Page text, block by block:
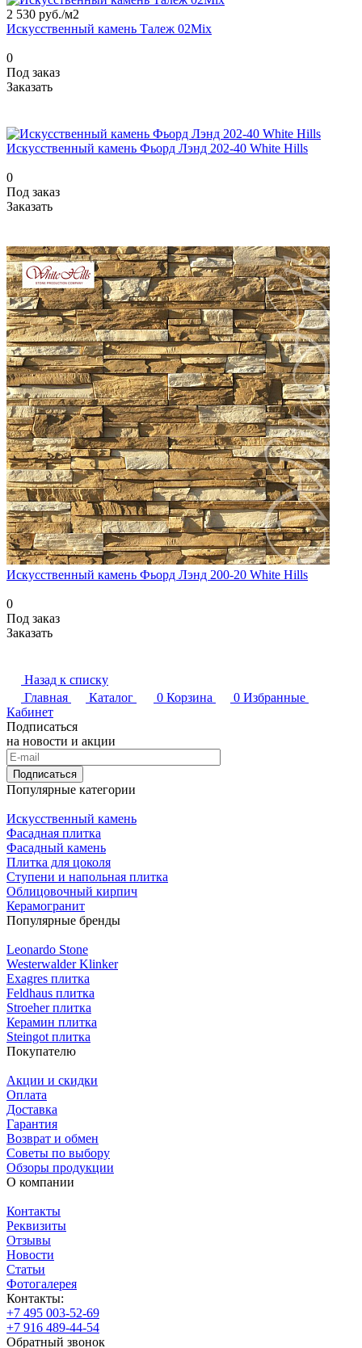
2 530 руб./м2
Искусственный камень Талеж 02Mix
0
Под заказ
Заказать
Искусственный камень Фьорд Лэнд 202-40 White Hills
0
Под заказ
Заказать
Искусственный камень Фьорд Лэнд 200-20 White Hills
0
Под заказ
Заказать
Назад к списку
Главная
Каталог 0 Корзина 0 Избранные
Кабинет
Подписаться
на новости и акции
Подписаться
Популярные категории
Искусственный камень
Фасадная плитка
Фасадный камень
Плитка для цоколя
Ступени и напольная плитка
Облицовочный кирпич
Керамогранит
Популярные бренды
Leonardo Stone
Westerwalder Klinker
Exagres плитка
Feldhaus плитка
Stroeher плитка
Керамин плитка
Steingot плитка
Покупателю
Акции и скидки
Оплата
Доставка
Гарантия
Возврат и обмен
Советы по выбору
Обзоры продукции
О компании
Контакты
Реквизиты
Отзывы
Новости
Статьи
Фотогалерея
Контакты:
+7 495 003-52-69
+7 916 489-44-54
Обратный звонок